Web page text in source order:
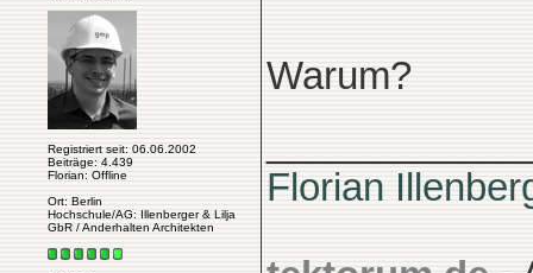
Registriert seit: 06.06.2002
Beiträge: 4.439
Florian: Offline
Ort: Berlin
Hochschule/AG: Illenberger & Lilja
GbR / Anderhalten Architekten
Warum?
Florian